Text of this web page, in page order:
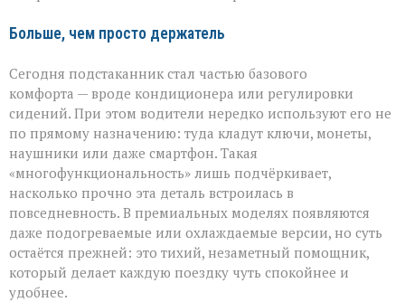
Больше, чем просто держатель
Сегодня подстаканник стал частью базового
комфорта — вроде кондиционера или регулировки
сидений. При этом водители нередко используют его не
по прямому назначению: туда кладут ключи, монеты,
наушники или даже смартфон. Такая
«многофункциональность» лишь подчёркивает,
насколько прочно эта деталь встроилась в
повседневность. В премиальных моделях появляются
даже подогреваемые или охлаждаемые версии, но суть
остаётся прежней: это тихий, незаметный помощник,
который делает каждую поездку чуть спокойнее и
удобнее.